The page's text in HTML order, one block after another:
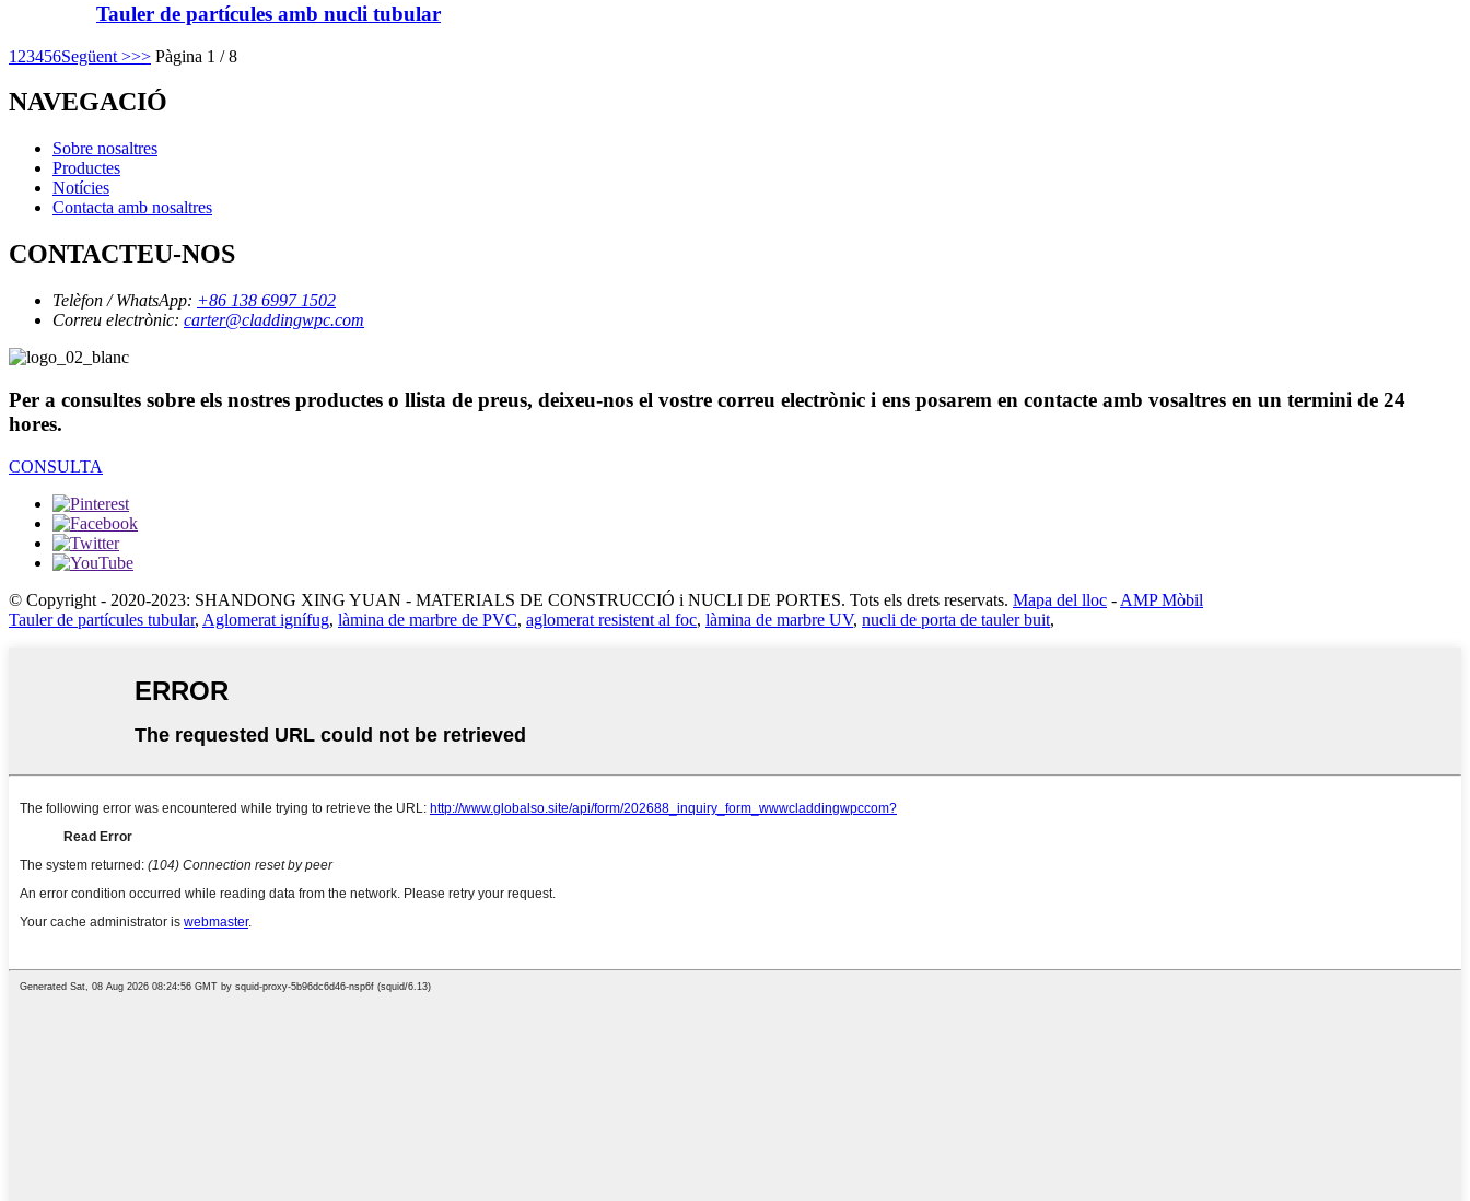
Tauler de partícules amb nucli tubular
1 23456Següent >>> Pàgina 1 / 8
NAVEGACIÓ
Sobre nosaltres
Productes
Notícies
Contacta amb nosaltres
CONTACTEU-NOS
Telèfon / WhatsApp: +86 138 6997 1502
Correu electrònic: carter@claddingwpc.com
Per a consultes sobre els nostres productes o llista de preus, deixeu-nos el vostre correu electrònic i ens posarem en contacte amb vosaltres en un termini de 24
hores.
CONSULTA
© Copyright - 2020-2023: SHANDONG XING YUAN - MATERIALS DE CONSTRUCCIÓ i NUCLI DE PORTES. Tots els drets reservats. Mapa del lloc - AMP Mòbil
Tauler de partícules tubular, Aglomerat ignífug, làmina de marbre de PVC, aglomerat resistent al foc, làmina de marbre UV, nucli de porta de tauler buit,